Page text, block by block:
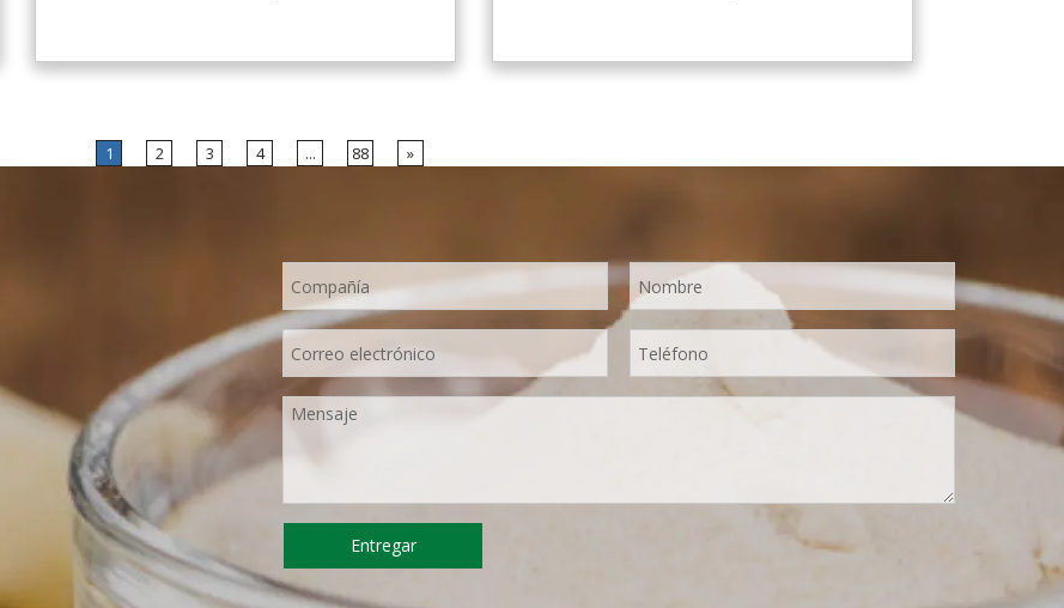
con la tecnología y el procesamiento de
secado por aspersión más avanzados del
instantáneamente, fácil de usar.
con la tecnología y el procesamiento de
secado por aspersión más avanzados del
1 2 3 4 ... 88 »
Entregar